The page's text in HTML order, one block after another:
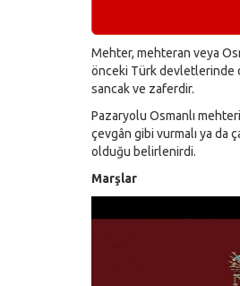
Mehter, mehteran veya
önceki Türk devletlerinde
sancak ve zaferdir.
Pazaryolu Osmanlı
çevgân gibi vurmalı ya da
olduğu belirlenirdi.
Marşlar